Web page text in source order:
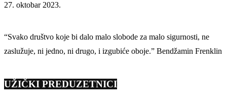
27. oktobar 2023.
“Svako društvo koje bi dalo malo slobode za malo sigurnosti, ne
zaslužuje, ni jedno, ni drugo, i izgubiće oboje.” Bendžamin Frenklin
UŽIČKI PREDUZETNICI